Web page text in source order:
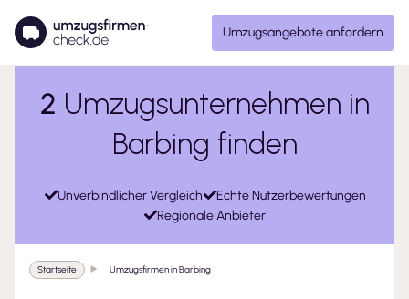
Umzugsangebote anfordern
2 Umzugsunternehmen in
Barbing finden
Unverbindlicher Vergleich
Echte Nutzerbewertungen
Regionale Anbieter
Startseite Umzugsfirmen in Barbing